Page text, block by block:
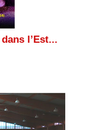
l’Est...